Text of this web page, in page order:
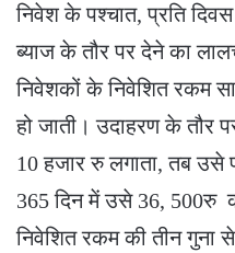
निवेश के पश्चात, प्रति
ब्याज के तौर पर देने का
निवेशकों के निवेशित रकम
हो जाती। उदाहरण के तौर
10 हजार रु लगाता, तब उसे
365 दिन में उसे 36, 500रु
निवेशित रकम की तीन गुना